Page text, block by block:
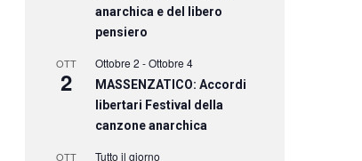
anarchica e del libero
pensiero
OTT
2
Ottobre 2 -Ottobre 4
MASSENZATICO: Accordi
libertari Festival della
canzone anarchica
OTT Tutto il giorno